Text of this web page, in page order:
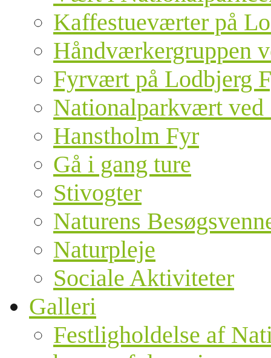
Kaffestueværter på
Håndværkergruppen
Fyrvært på Lodbjerg
Nationalparkvært ved
Hanstholm Fyr
Gå i gang ture
Stivogter
Naturens
Naturpleje
Sociale Aktiviteter
Galleri
Festligholdelse af